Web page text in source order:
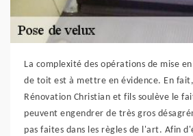
La complexité des opérations de mise
de toit est à mettre en évidence. En
Rénovation Christian et fils soulève le
peuvent engendrer de très gros
pas faites dans les règles de l'art. Afin